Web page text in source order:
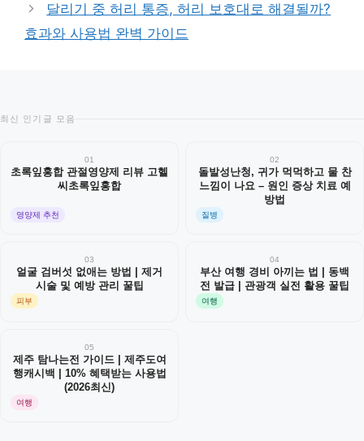
리
달리기 중 허리 통증, 허리 보호대로 해결될까?
효과와 사용법 완벽 가이드
최신 인기글 모음
01
초록잎홍합 관절영양제 리뷰 고헬
씨초록잎홍합
영양제 추천
02
돌발성난청, 귀가 먹먹하고 물 찬
느낌이 나요 – 원인 증상 치료 예
방법
질병
03
얼굴 검버섯 없애는 방법 | 제거
시술 및 예방 관리 꿀팁
피부
04
부산 여행 경비 아끼는 법 | 동백
전 발급 | 관광객 실전 활용 꿀팁
여행
05
제주 탐나는전 가이드 | 제주도여
행캐시백 | 10% 혜택받는 사용법
(2026최신)
여행